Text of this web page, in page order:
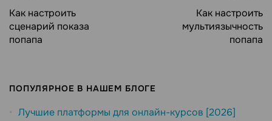
Как настроить
сценарий показа
попапа
Как настроить
мультиязычность
попапа
ПОПУЛЯРНОЕ В НАШЕМ БЛОГЕ
Лучшие платформы для онлайн-курсов [2026]